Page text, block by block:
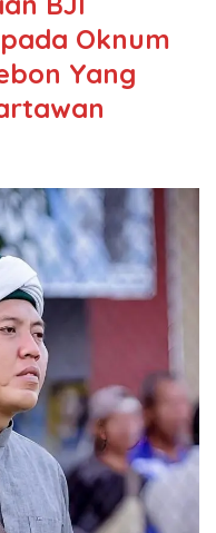
Oknum
Yang